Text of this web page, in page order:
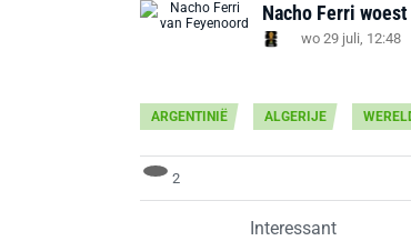
Nacho Ferri
wo 29 juli, 12:48
ARGENTINIË ALGERIJE
2
Interessant